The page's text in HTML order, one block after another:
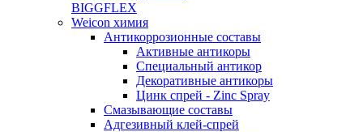
BIGGFLEX
Weicon химия
Антикоррозионные составы
Активные антикоры
Специальный антикор
Декоративные антикоры
Цинк спрей - Zinc Spray
Смазывающие составы
Адгезивный клей-спрей